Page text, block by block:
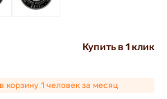
Купить в 1 клик
корзину 1 человек за месяц